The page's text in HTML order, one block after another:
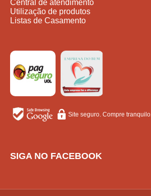
Central de atendimento
Utilização de produtos
Listas de Casamento
Site seguro. Compre tranquilo.
SIGA NO FACEBOOK